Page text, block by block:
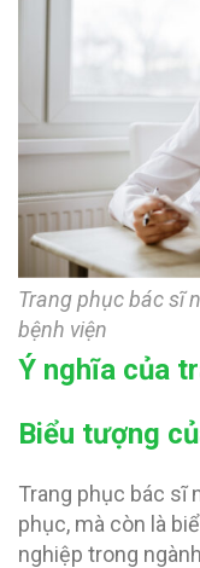
Trang phục bác sĩ
bệnh viện
Ý nghĩa của
Biểu tượng
Trang phục bác sĩ
phục, mà còn là
nghiệp trong